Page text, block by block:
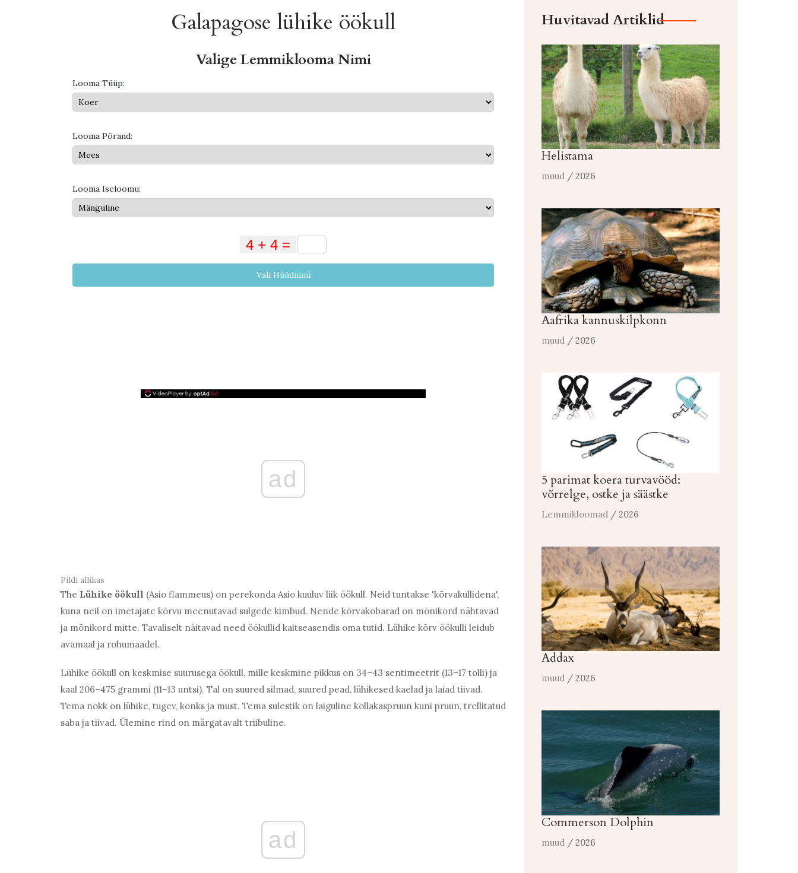
Galapagose lühike öökull
Valige Lemmiklooma Nimi
Looma Tüüp:
Looma Põrand:
Looma Iseloomu:
Vali Hüüdnimi
ad
Pildi allikas
The Lühike öökull (Asio flammeus) on perekonda Asio kuuluv liik öökull. Neid tuntakse 'kõrvakullidena',
kuna neil on imetajate kõrvu meenutavad sulgede kimbud. Nende kõrvakobarad on mõnikord nähtavad
ja mõnikord mitte. Tavaliselt näitavad need öökullid kaitseasendis oma tutid. Lühike kõrv öökulli leidub
avamaal ja rohumaadel.
Lühike öökull on keskmise suurusega öökull, mille keskmine pikkus on 34–43 sentimeetrit (13–17 tolli) ja
kaal 206–475 grammi (11–13 untsi). Tal on suured silmad, suured pead, lühikesed kaelad ja laiad tiivad.
Tema nokk on lühike, tugev, konks ja must. Tema sulestik on laiguline kollakaspruun kuni pruun, trellitatud
saba ja tiivad. Ülemine rind on märgatavalt triibuline.
ad
Huvitavad Artiklid
Helistama
muud / 2026
Aafrika kannuskilpkonn
muud / 2026
5 parimat koera turvavööd:
võrrelge, ostke ja säästke
Lemmikloomad / 2026
Addax
muud / 2026
Commerson Dolphin
muud / 2026